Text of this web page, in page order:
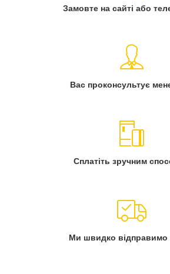
Замовте на сайті або
Вас проконсультує
Сплатіть зручним
Ми швидко відправимо